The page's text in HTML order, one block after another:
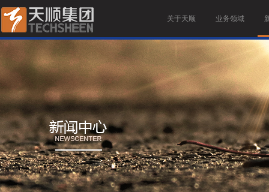
关于天顺 业务领域